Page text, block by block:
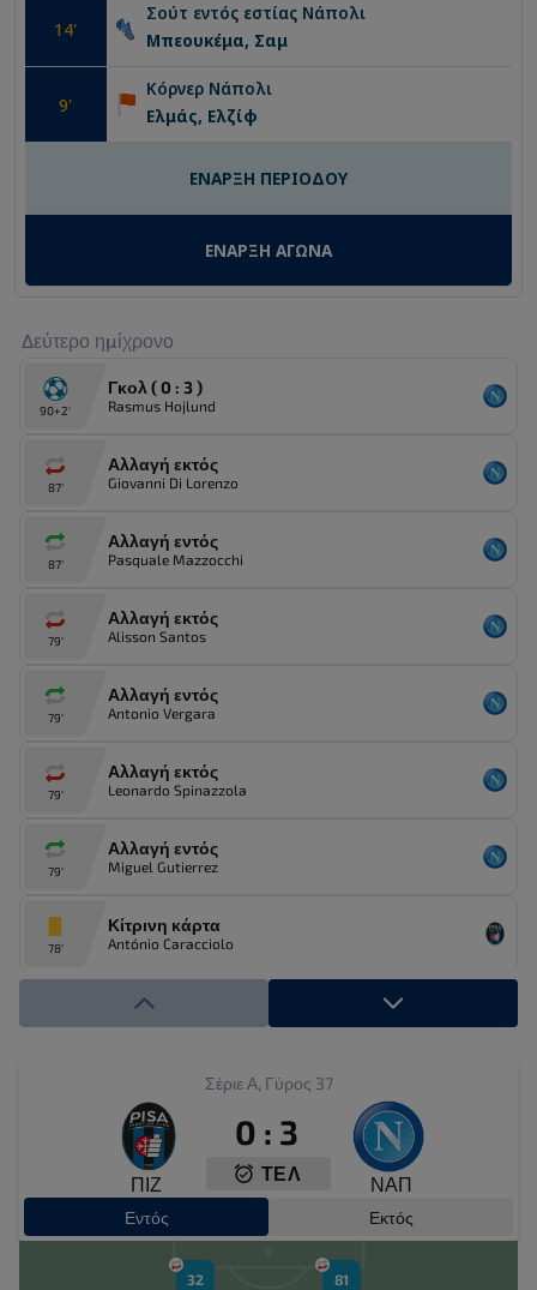
14'
Σούτ εντός εστίας Νάπολι
Μπεουκέμα, Σαμ
9'
Κόρνερ Νάπολι
Ελμάς, Ελζίφ
ΕΝΑΡΞΗ ΠΕΡΙΟΔΟΥ
ΕΝΑΡΞΗ ΑΓΩΝΑ
Δεύτερο ημίχρονο
90+2'
Γκολ ( 0 : 3 )
Rasmus Hojlund
87'
Αλλαγή εκτός
Giovanni Di Lorenzo
87'
Αλλαγή εντός
Pasquale Mazzocchi
79'
Αλλαγή εκτός
Alisson Santos
79'
Αλλαγή εντός
Antonio Vergara
79'
Αλλαγή εκτός
Leonardo Spinazzola
79'
Αλλαγή εντός
Miguel Gutierrez
78'
Κίτρινη κάρτα
António Caracciolo
78'
Κίτρινη κάρτα
Αλλαγή εκτός
Αλλαγή εντός
Isak Vural
Αλλαγή εκτός
Σέριε Α, Γύρος 37
ΠΙΖ
0 : 3
ΤΕΛ ΝΑΠ
Εντός Εκτός
81
32